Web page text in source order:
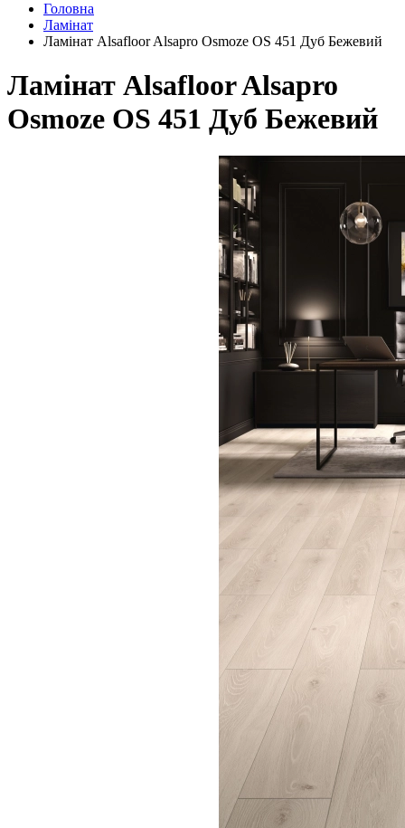
Головна
Ламінат
Ламінат Alsafloor Alsapro Osmoze OS 451 Дуб Бежевий
Ламінат Alsafloor Alsapro
Osmoze OS 451 Дуб Бежевий